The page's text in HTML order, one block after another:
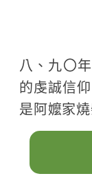
八、九〇
的虔誠信
是阿嬤家